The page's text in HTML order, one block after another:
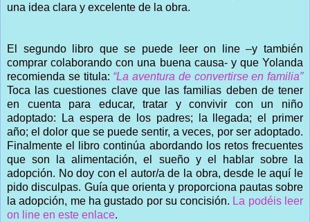
una idea clara y excelente de la obra.
El segundo libro que se puede leer on line –y también
comprar colaborando con una buena causa- y que Yolanda
recomienda se titula: “La aventura de convertirse en familia”
Toca las cuestiones clave que las familias deben de tener
en cuenta para educar, tratar y convivir con un niño
adoptado: La espera de los padres; la llegada; el primer
año; el dolor que se puede sentir, a veces, por ser adoptado.
Finalmente el libro continúa abordando los retos frecuentes
que son la alimentación, el sueño y el hablar sobre la
adopción. No doy con el autor/a de la obra, desde le aquí le
pido disculpas. Guía que orienta y proporciona pautas sobre
la adopción, me ha gustado por su concisión. La podéis leer
on line en este enlace.